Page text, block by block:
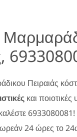
Πειραιάς
και
24 ώρες το